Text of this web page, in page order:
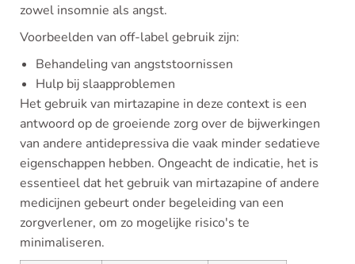
zowel insomnie als angst.
Voorbeelden van off-label gebruik zijn:
Behandeling van angststoornissen
Hulp bij slaapproblemen
Het gebruik van mirtazapine in deze context is een
antwoord op de groeiende zorg over de bijwerkingen
van andere antidepressiva die vaak minder sedatieve
eigenschappen hebben. Ongeacht de indicatie, het is
essentieel dat het gebruik van mirtazapine of andere
medicijnen gebeurt onder begeleiding van een
zorgverlener, om zo mogelijke risico's te
minimaliseren.